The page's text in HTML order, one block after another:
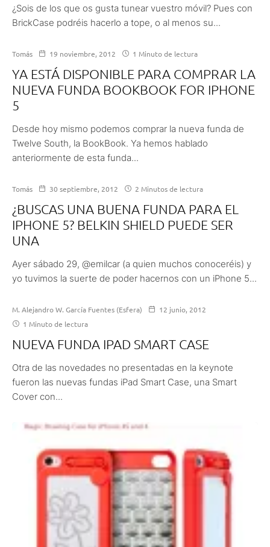
¿Sois de los que os gusta tunear vuestro móvil? Pues con
BrickCase podréis hacerlo a tope, o al menos su...
Tomás 19 noviembre, 2012 1 Minuto de lectura
YA ESTÁ DISPONIBLE PARA COMPRAR LA
NUEVA FUNDA BOOKBOOK FOR IPHONE
5
Desde hoy mismo podemos comprar la nueva funda de
Twelve South, la BookBook. Ya hemos hablado
anteriormente de esta funda...
Tomás 30 septiembre, 2012 2 Minutos de lectura
¿BUSCAS UNA BUENA FUNDA PARA EL
IPHONE 5? BELKIN SHIELD PUEDE SER
UNA
Ayer sábado 29, @emilcar (a quien muchos conoceréis) y
yo tuvimos la suerte de poder hacernos con un iPhone 5...
M. Alejandro W. García Fuentes (Esfera)
12 junio, 2012
1 Minuto de lectura
NUEVA FUNDA IPAD SMART CASE
Otra de las novedades no presentadas en la keynote
fueron las nuevas fundas iPad Smart Case, una Smart
Cover con...